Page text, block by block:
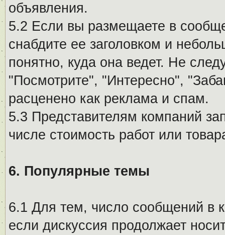
объявления.
5.2 Если вы размещаете в
снабдите ее заголовком и
понятно, куда она ведет. Не
"Посмотрите", "Интересно",
расценено как реклама и спам.
5.3 Представителям компаний
числе стоимость работ или
6. Популярные темы
6.1 Для тем, число сообщений в
если дискуссия продолжает